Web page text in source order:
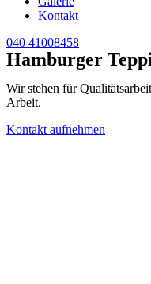
Kontakt
040 41008458
Hamburger
Wir stehen für
Arbeit.
Kontakt aufnehmen